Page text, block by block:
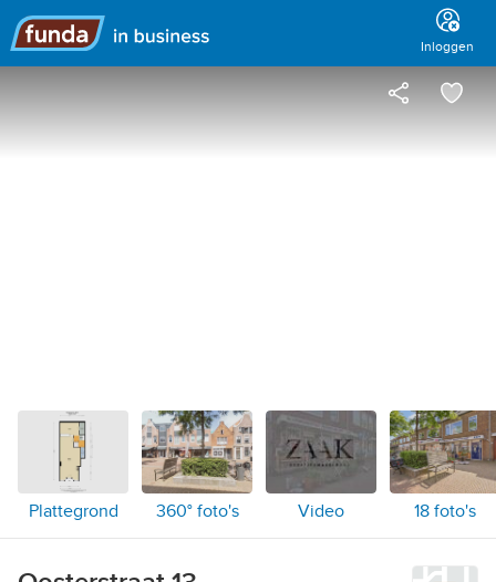
Hoofdmenu
Inloggen
Plattegrond 360° foto's Video 18 foto's